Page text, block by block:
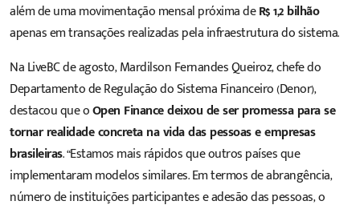
além de uma movimentação mensal próxima deR$ 1,2 bilhão
apenas em transações realizadas pela infraestrutura do sistema.
NaLiveBC de agosto, Mardilson Fernandes Queiroz, chefe do
Departamento de Regulação do Sistema Financeiro (Denor),
destacou que oOpen Finance deixou de ser promessa para se
tornar realidade concreta na vida das pessoas e empresas
brasileiras. “Estamos mais rápidos que outros países que
implementaram modelos similares. Em termos de abrangência,
número de instituições participantes e adesão das pessoas, o